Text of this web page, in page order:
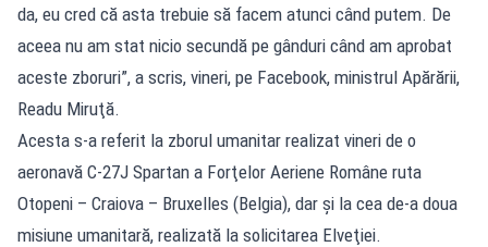
da, eu cred că asta trebuie să facem atunci când putem. De
aceea nu am stat nicio secundă pe gânduri când am aprobat
aceste zboruri”, a scris, vineri, pe Facebook, ministrul Apărării,
Readu Miruţă.
Acesta s-a referit la zborul umanitar realizat vineri de o
aeronavă C-27J Spartan a Forţelor Aeriene Române ruta
Otopeni – Craiova – Bruxelles (Belgia), dar şi la cea de-a doua
misiune umanitară, realizată la solicitarea Elveţiei.